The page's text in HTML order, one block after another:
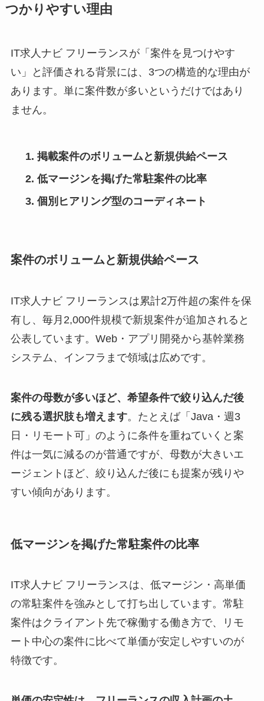
つかりやすい理由
IT求人ナビ フリーランスが「案件を見つけやす
い」と評価される背景には、3つの構造的な理由が
あります。単に案件数が多いというだけではあり
ません。
掲載案件のボリュームと新規供給ペース
低マージンを掲げた常駐案件の比率
個別ヒアリング型のコーディネート
案件のボリュームと新規供給ペース
IT求人ナビ フリーランスは累計2万件超の案件を保
有し、毎月2,000件規模で新規案件が追加されると
公表しています。Web・アプリ開発から基幹業務
システム、インフラまで領域は広めです。
案件の母数が多いほど、希望条件で絞り込んだ後
に残る選択肢も増えます。たとえば「Java・週3
日・リモート可」のように条件を重ねていくと案
件は一気に減るのが普通ですが、母数が大きいエ
ージェントほど、絞り込んだ後にも提案が残りや
すい傾向があります。
低マージンを掲げた常駐案件の比率
IT求人ナビ フリーランスは、低マージン・高単価
の常駐案件を強みとして打ち出しています。常駐
案件はクライアント先で稼働する働き方で、リモ
ート中心の案件に比べて単価が安定しやすいのが
特徴です。